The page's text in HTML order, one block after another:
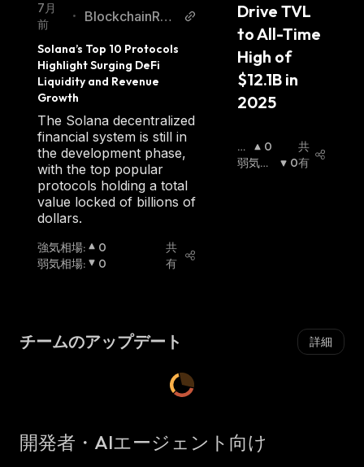
7月
前
•
BlockchainRep
Solana’s Top 10 Protocols
Highlight Surging DeFi
Liquidity and Revenue
Growth
The Solana decentralized
financial system is still in
the development phase,
with the top popular
protocols holding a total
value locked of billions of
dollars.
強気相場:
0
弱気相場: 0
共
有
Drive TVL
to All-Time
High of
$12.1B in
2025
強
気
0
弱気相
0
共
有
チームのアップデート 詳細
開発者・AIエージェント向け